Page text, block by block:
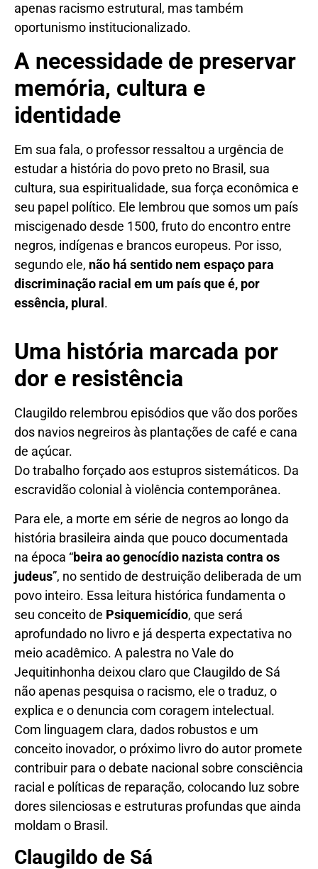
apenas racismo estrutural, mas também
oportunismo institucionalizado.
A necessidade de preservar
memória, cultura e
identidade
Em sua fala, o professor ressaltou a urgência de
estudar a história do povo preto no Brasil, sua
cultura, sua espiritualidade, sua força econômica e
seu papel político. Ele lembrou que somos um país
miscigenado desde 1500, fruto do encontro entre
negros, indígenas e brancos europeus. Por isso,
segundo ele, não há sentido nem espaço para
discriminação racial em um país que é, por
essência, plural .
Uma história marcada por
dor e resistência
Claugildo relembrou episódios que vão dos porões
dos navios negreiros às plantações de café e cana
de açúcar.
Do trabalho forçado aos estupros sistemáticos. Da
escravidão colonial à violência contemporânea.
Para ele, a morte em série de negros ao longo da
história brasileira ainda que pouco documentada
na época “beira ao genocídio nazista contra os
judeus”, no sentido de destruição deliberada de um
povo inteiro. Essa leitura histórica fundamenta o
seu conceito de Psiquemicídio, que será
aprofundado no livro e já desperta expectativa no
meio acadêmico. A palestra no Vale do
Jequitinhonha deixou claro que Claugildo de Sá
não apenas pesquisa o racismo, ele o traduz, o
explica e o denuncia com coragem intelectual.
Com linguagem clara, dados robustos e um
conceito inovador, o próximo livro do autor promete
contribuir para o debate nacional sobre consciência
racial e políticas de reparação, colocando luz sobre
dores silenciosas e estruturas profundas que ainda
moldam o Brasil.
Claugildo de Sá